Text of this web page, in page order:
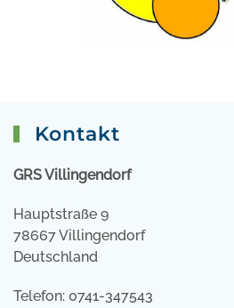
Kontakt
GRS Villingendorf
Hauptstraße 9
78667 Villingendorf
Deutschland
Telefon: 0741-347543